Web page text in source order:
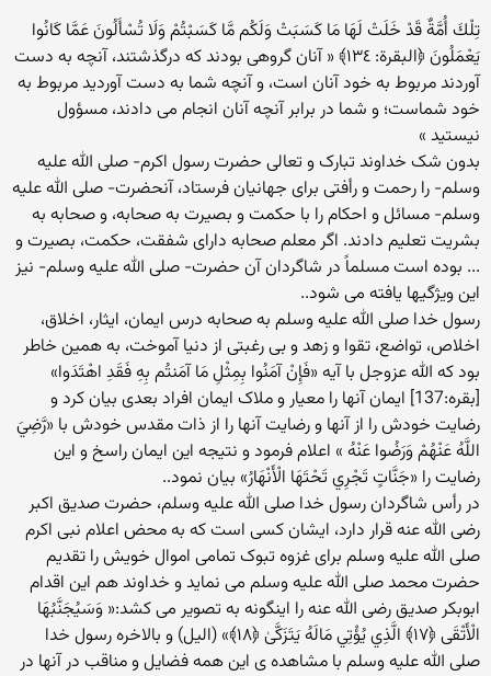
تِلْكَ أُمَّةٌ قَدْ خَلَتْ لَهَا مَا كَسَبَتْ وَلَكُم مَّا كَسَبْتُمْ وَلَا تُسْأَلُونَ عَمَّا كَانُوا
يَعْمَلُونَ ﴿البقرة: ١٣٤﴾ « آنان گروهی بودند که درگذشتند، آنچه به دست
آوردند مربوط به خود آنان است، و آنچه شما به دست آوردید مربوط به
خود شماست؛ و شما در برابر آنچه آنان انجام می دادند، مسؤول
نیستید »
بدون شک خداوند تبارک و تعالی حضرت رسول اکرم- صلی الله علیه
وسلم- را رحمت و رأفتی برای جهانیان فرستاد، آنحضرت- صلی الله علیه
وسلم- مسائل و احکام را با حکمت و بصیرت به صحابه، و صحابه به
بشریت تعلیم دادند. اگر معلم صحابه دارای شفقت، حکمت، بصیرت و
... بوده است مسلماً در شاگردان آن حضرت- صلی الله علیه وسلم- نیز
این ویژگیها یافته می شود..
رسول خدا صلی الله علیه وسلم به صحابه درس ایمان، ایثار، اخلاق،
اخلاص، تواضع، تقوا و زهد و بی رغبتی از دنیا آموخت، به همین خاطر
بود که الله عزوجل با آیه «فَإِنْ آمَنُوا بِمِثْلِ مَا آمَنتُم بِهِ فَقَدِ اهْتَدَوا»
[بقره:137] ایمان آنها را معیار و ملاک ایمان افراد بعدی بیان کرد و
رضایت خودش را از آنها و رضایت آنها را از ذات مقدس خودش با «رَّضِيَ
اللَّهُ عَنْهُمْ وَرَضُوا عَنْهُ » اعلام فرمود و نتیجه این ایمان راسخ و این
رضایت را «جَنَّاتٍ تَجْرِي تَحْتَهَا الْأَنْهَارُ» بیان نمود..
در رأس شاگردان رسول خدا صلی الله علیه وسلم، حضرت صدیق اکبر
رضی الله عنه قرار دارد، ایشان کسی است که به محض اعلام نبی اکرم
صلی الله علیه وسلم برای غزوه تبوک تمامی اموال خویش را تقدیم
حضرت محمد صلی الله علیه وسلم می نماید و خداوند هم این اقدام
ابوبکر صدیق رضی الله عنه را اینگونه به تصویر می کشد:« وَسَيُجَنَّبُهَا
الْأَتْقَى ﴿١٧﴾ الَّذِي يُؤْتِي مَالَهُ يَتَزَكَّىٰ ﴿١٨﴾» (الیل) و بالاخره رسول خدا
صلی الله علیه وسلم با مشاهده ی این همه فضایل و مناقب در آنها در